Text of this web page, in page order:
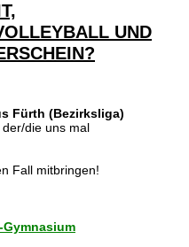
UND
Fürth (Bezirksliga)
, der/die uns mal
Fall mitbringen!
Gymnasium